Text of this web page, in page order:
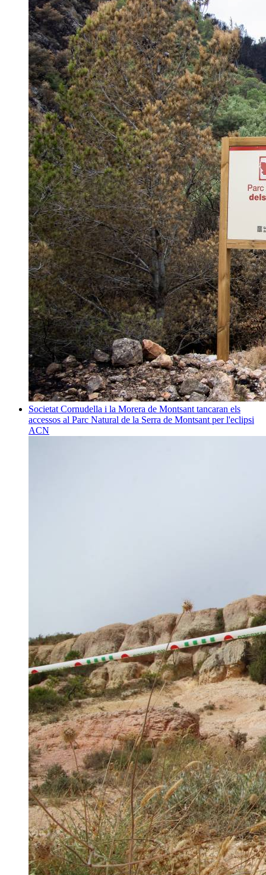
Societat Cornudella i la Morera de Montsant tancaran els
accessos al Parc Natural de la Serra de Montsant per l'eclipsi
ACN